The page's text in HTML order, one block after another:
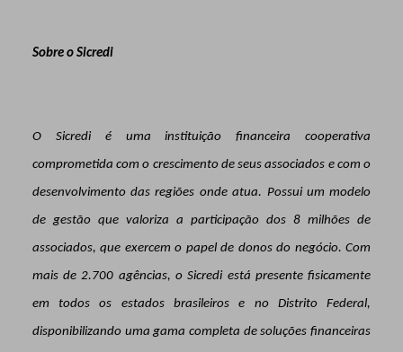
Sobre o Sicredi
O Sicredi é uma instituição financeira cooperativa
comprometida com o crescimento de seus associados e com o
desenvolvimento das regiões onde atua. Possui um modelo
de gestão que valoriza a participação dos 8 milhões de
associados, que exercem o papel de donos do negócio. Com
mais de 2.700 agências, o Sicredi está presente fisicamente
em todos os estados brasileiros e no Distrito Federal,
disponibilizando uma gama completa de soluções financeiras